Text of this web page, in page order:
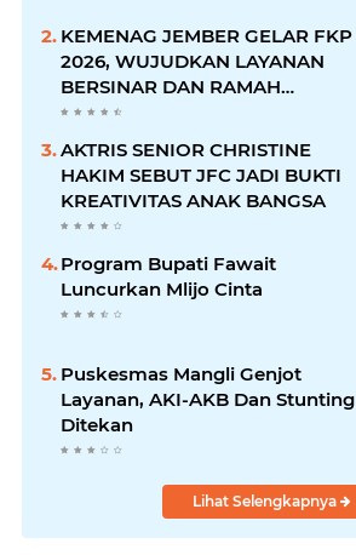
KEMENAG JEMBER GELAR FKP
2026, WUJUDKAN LAYANAN
BERSINAR DAN RAMAH
DISABILITAS
AKTRIS SENIOR CHRISTINE
HAKIM SEBUT JFC JADI BUKTI
KREATIVITAS ANAK BANGSA
Program Bupati Fawait
Luncurkan Mlijo Cinta
Puskesmas Mangli Genjot
Layanan, AKI-AKB Dan Stunting
Ditekan
Lihat Selengkapnya